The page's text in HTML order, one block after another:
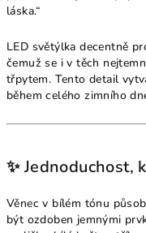
láska.“
LED světýlka decentně
čemuž se i v těch
třpytem. Tento detail
během celého zimního
✨ Jednoduchost,
Věnec v bílém tónu
být ozdoben jemnými